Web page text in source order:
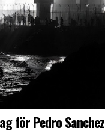
för Pedro Sanchez